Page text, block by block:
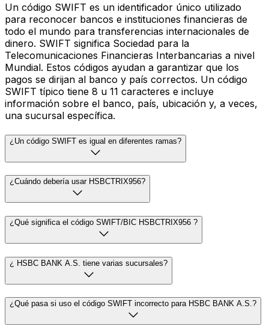
Un código SWIFT es un identificador único utilizado
para reconocer bancos e instituciones financieras de
todo el mundo para transferencias internacionales de
dinero. SWIFT significa Sociedad para la
Telecomunicaciones Financieras Interbancarias a nivel
Mundial. Estos códigos ayudan a garantizar que los
pagos se dirijan al banco y país correctos. Un código
SWIFT típico tiene 8 u 11 caracteres e incluye
información sobre el banco, país, ubicación y, a veces,
una sucursal específica.
¿Un código SWIFT es igual en diferentes ramas?
¿Cuándo debería usar HSBCTRIX956?
¿Qué significa el código SWIFT/BIC HSBCTRIX956 ?
¿ HSBC BANK A.S. tiene varias sucursales?
¿Qué pasa si uso el código SWIFT incorrecto para HSBC BANK A.S.?